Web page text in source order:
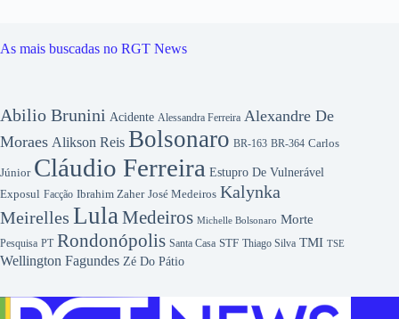
As mais buscadas no RGT News
Abilio Brunini Acidente Alessandra Ferreira Alexandre De
Moraes Alikson Reis Bolsonaro BR-163 BR-364 Carlos
Júnior Cláudio Ferreira Estupro De Vulnerável
Exposul Facção Ibrahim Zaher José Medeiros Kalynka
Meirelles Lula Medeiros Michelle Bolsonaro Morte
Pesquisa PT Rondonópolis Santa Casa STF Thiago Silva TMI TSE
Wellington Fagundes Zé Do Pátio